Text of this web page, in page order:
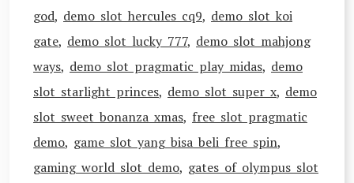
god, demo slot hercules cq9, demo slot koi
gate, demo slot lucky 777, demo slot mahjong
ways, demo slot pragmatic play midas, demo
slot starlight princes, demo slot super x, demo
slot sweet bonanza xmas, free slot pragmatic
demo, game slot yang bisa beli free spin,
gaming world slot demo, gates of olympus slot